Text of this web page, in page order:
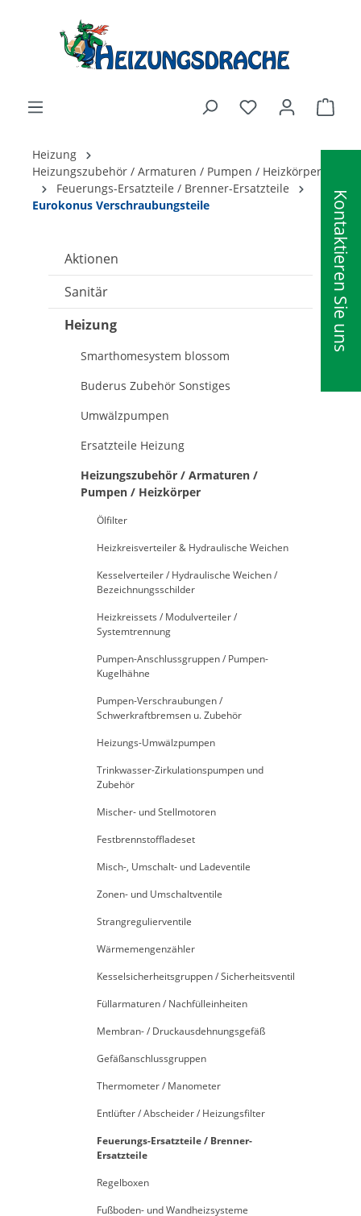
Kontaktieren Sie uns
Heizung
Heizungszubehör / Armaturen / Pumpen / Heizkörper
Feuerungs-Ersatzteile / Brenner-Ersatzteile
Eurokonus Verschraubungsteile
Aktionen
Sanitär
Heizung
Smarthomesystem blossom
Buderus Zubehör Sonstiges
Umwälzpumpen
Ersatzteile Heizung
Heizungszubehör / Armaturen /
Pumpen / Heizkörper
Ölfilter
Heizkreisverteiler & Hydraulische Weichen
Kesselverteiler / Hydraulische Weichen /
Bezeichnungsschilder
Heizkreissets / Modulverteiler /
Systemtrennung
Pumpen-Anschlussgruppen / Pumpen-
Kugelhähne
Pumpen-Verschraubungen /
Schwerkraftbremsen u. Zubehör
Heizungs-Umwälzpumpen
Trinkwasser-Zirkulationspumpen und
Zubehör
Mischer- und Stellmotoren
Festbrennstoffladeset
Misch-, Umschalt- und Ladeventile
Zonen- und Umschaltventile
Strangregulierventile
Wärmemengenzähler
Kesselsicherheitsgruppen / Sicherheitsventil
Füllarmaturen / Nachfülleinheiten
Membran- / Druckausdehnungsgefäß
Gefäßanschlussgruppen
Thermometer / Manometer
Entlüfter / Abscheider / Heizungsfilter
Feuerungs-Ersatzteile / Brenner-
Ersatzteile
Regelboxen
Fußboden- und Wandheizsysteme